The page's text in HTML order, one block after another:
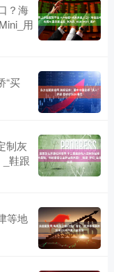
？海
用
“买
制灰
鞋跟
等地